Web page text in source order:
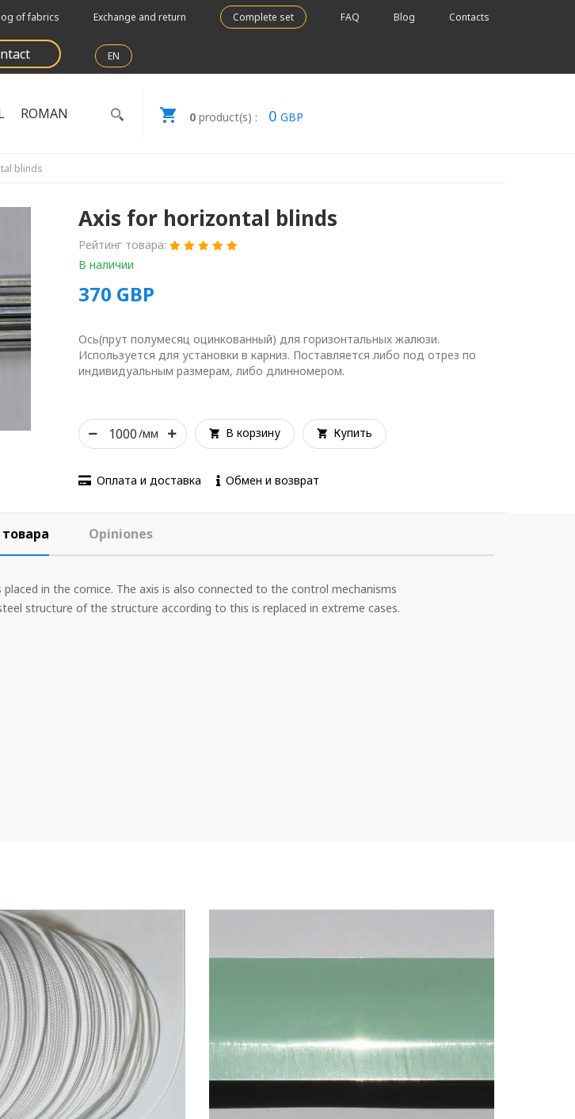
of fabrics Exchange and return Complete set FAQ Blog Contacts
EN
ROMAN 0product(s) : 0 GBP
blinds
Axis for horizontal blinds
Рейтинг товара:
В наличии
370 GBP
Ось(прут полумесяц оцинкованный) для горизонтальных жалюзи.
Используется для установки в карниз. Поставляется либо под отрез по
индивидуальным размерам, либо длинномером.
/мм В корзину Купить
Оплата и доставка Обмен и возврат
Opiniones
in the cornice. The axis is also connected to the control mechanisms
structure of the structure according to this is replaced in extreme cases.